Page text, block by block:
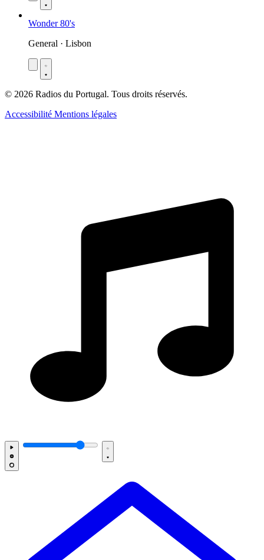
Wonder 80's
General · Lisbon
© 2026 Radios du Portugal. Tous droits réservés.
Accessibilité Mentions légales